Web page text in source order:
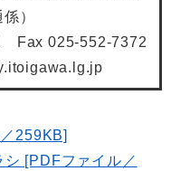
）
Fax 025-552-7372
259KB]
[PDFファイル／